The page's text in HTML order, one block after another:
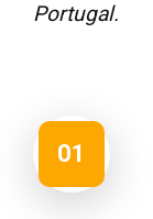
Portugal.
01